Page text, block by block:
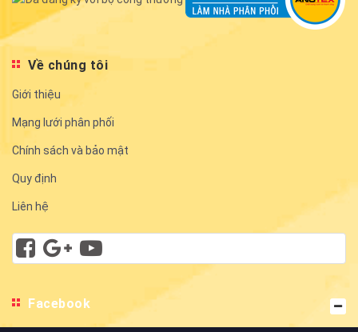
Về chúng tôi
Giới thiệu
Mạng lưới phân phối
Chính sách và bảo mật
Quy định
Liên hệ
Facebook